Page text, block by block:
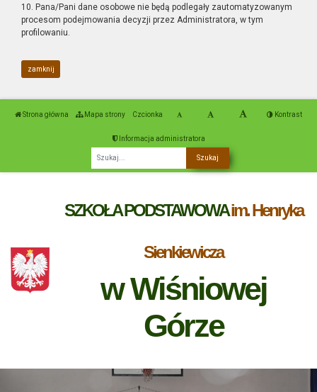
10. Pana/Pani dane osobowe nie będą podlegały zautomatyzowanym
procesom podejmowania decyzji przez Administratora, w tym
profilowaniu.
zamknij
Strona główna Mapa strony Czcionka Kontrast
Informacja administratora
SZKOŁA PODSTAWOWAim. Henryka
Sienkiewicza
w Wiśniowej
Górze